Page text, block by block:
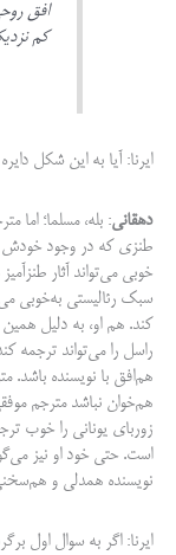
افق
کم
ایرنا: آیا به این شکل
دهقانی: بله، مسلما؛ اما
طنزی که در وجود خودش
خوبی می‌تواند آثار
سبک رئالیستی به‌خوبی
کند. هم او، به دلیل همین
راسل را می‌تواند ترجمه
هم‌افق با نویسنده باشد.
هم‌خوان نباشد مترجم
زوربای یونانی را خوب
است. حتی خود او نیز
نویسنده همدلی و
ایرنا: اگر به سوال اول